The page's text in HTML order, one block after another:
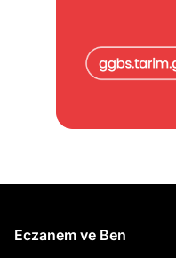
Eczanem ve Ben